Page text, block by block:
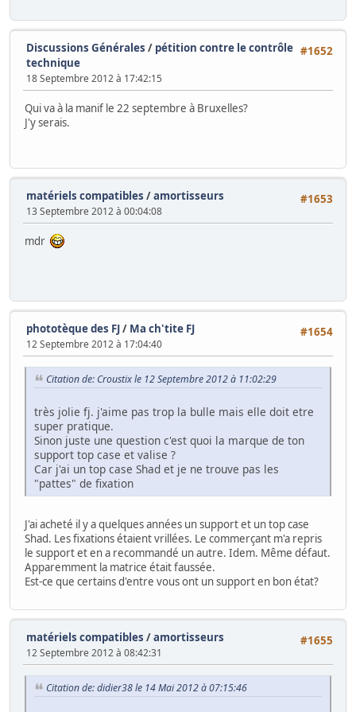
#1652
Discussions Générales / pétition contre le contrôle
technique
18 Septembre 2012 à 17:42:15
Qui va à la manif le 22 septembre à Bruxelles?
J'y serais.
#1653
matériels compatibles /amortisseurs
13 Septembre 2012 à 00:04:08
mdr
#1654
phototèque des FJ/ Ma ch'tite FJ
12 Septembre 2012 à 17:04:40
Citation de: Croustix le 12 Septembre 2012 à 11:02:29
très jolie fj. j'aime pas trop la bulle mais elle doit etre
super pratique.
Sinon juste une question c'est quoi la marque de ton
support top case et valise ?
Car j'ai un top case Shad et je ne trouve pas les
"pattes" de fixation
J'ai acheté il y a quelques années un support et un top case
Shad. Les fixations étaient vrillées. Le commerçant m'a repris
le support et en a recommandé un autre. Idem. Même défaut.
Apparemment la matrice était faussée.
Est-ce que certains d'entre vous ont un support en bon état?
#1655
matériels compatibles /amortisseurs
12 Septembre 2012 à 08:42:31
Citation de: didier38 le 14 Mai 2012 à 07:15:46